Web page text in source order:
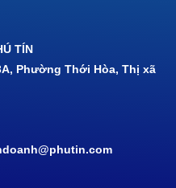
TÍN
Phường Thới Hòa, Thị xã